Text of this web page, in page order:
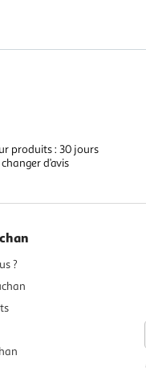
produits : 30 jours
d’avis
?